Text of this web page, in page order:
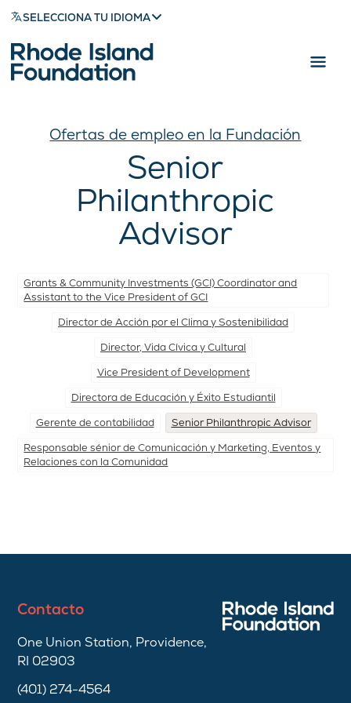
SELECCIONA TU IDIOMA
Ofertas de empleo en la Fundación
Senior
Philanthropic
Advisor
Grants & Community Investments (GCI) Coordinator and
Assistant to the Vice President of GCI
Director de Acción por el Clima y Sostenibilidad
Director, Vida Cívica y Cultural
Vice President of Development
Directora de Educación y Éxito Estudiantil
Gerente de contabilidad
Senior Philanthropic Advisor
Responsable sénior de Comunicación y Marketing, Eventos y
Relaciones con la Comunidad
Contacto
One Union Station, Providence,
RI 02903
(401) 274-4564